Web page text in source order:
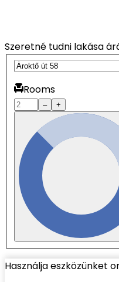
Szeretné tudni lakása
Rooms
– +
Használja eszközünket